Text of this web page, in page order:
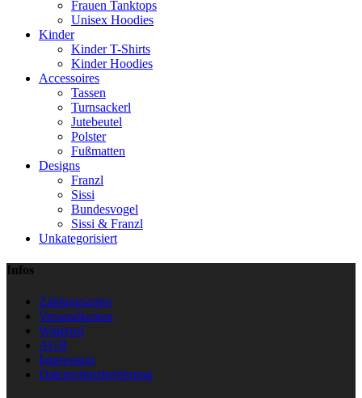
Frauen Tanktops
Unisex Hoodies
Kinder
Kinder T-Shirts
Kinder Hoodies
Accessoires
Tassen
Turnsackerl
Jutebeutel
Polster
Fußmatten
Designs
Franzl
Sissi
Bundesvogel
Sissi & Franzl
Unkategorisiert
Infos
Zahlungsarten
Versandkosten
Widerruf
AGB
Impressum
Datenschutzbelehrung